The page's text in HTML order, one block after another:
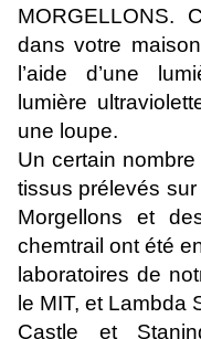
MORGELLONS.
dans votre
l’aide d’une
lumière
une loupe.
Un certain
tissus prélevés
Morgellons et
chemtrail ont été
laboratoires de
le MIT, et Lambda
Castle et